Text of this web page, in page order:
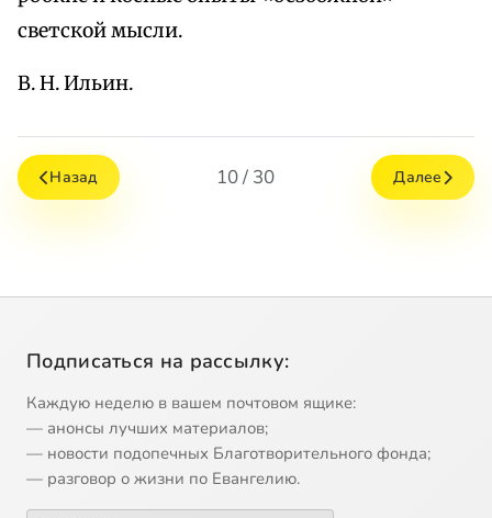
светской мысли.
В. Н. Ильин.
Назад 10 / 30 Далее
Подписаться на рассылку:
Каждую неделю в вашем почтовом ящике:
— анонсы лучших материалов;
— новости подопечных Благотворительного фонда;
— разговор о жизни по Евангелию.